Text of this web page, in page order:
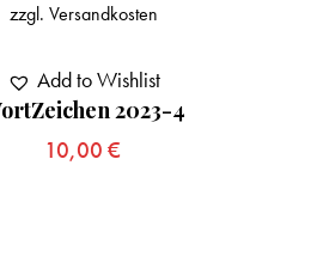
2023-4
10,00 €
zzgl. Versandkosten
Add to Wishlist